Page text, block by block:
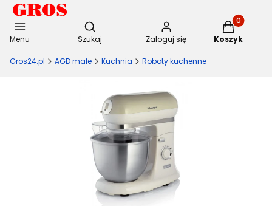
Menu
Otwórz wyszukiwarkę
Szukaj Zaloguj się
Produkty
Koszyk
Gros24.pl AGD małe Kuchnia Roboty kuchenne